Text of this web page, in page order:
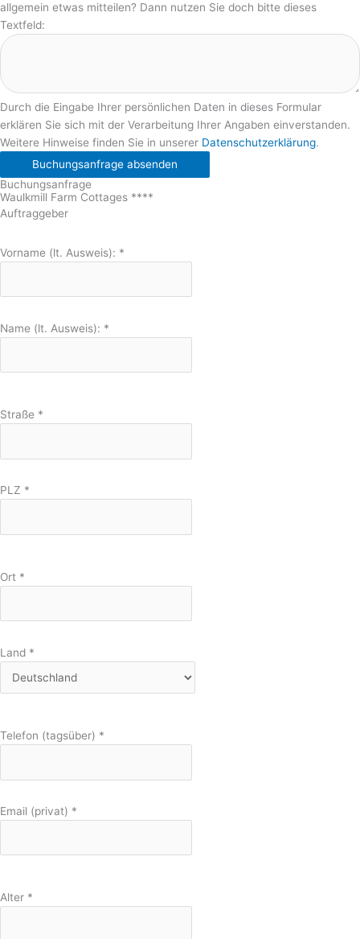
allgemein etwas mitteilen? Dann nutzen Sie doch bitte dieses
Textfeld:
Durch die Eingabe Ihrer persönlichen Daten in dieses Formular
erklären Sie sich mit der Verarbeitung Ihrer Angaben einverstanden.
Weitere Hinweise finden Sie in unserer Datenschutzerklärung.
Buchungsanfrage absenden
Buchungsanfrage
Waulkmill Farm Cottages ****
Auftraggeber
Vorname (lt. Ausweis): *
Name (lt. Ausweis): *
Straße *
PLZ *
Ort *
Land *
Telefon (tagsüber) *
Email (privat) *
Alter *